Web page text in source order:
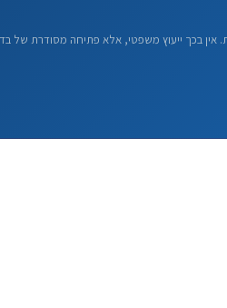
בכך ייעוץ משפטי, אלא פתיחה מסודרת של